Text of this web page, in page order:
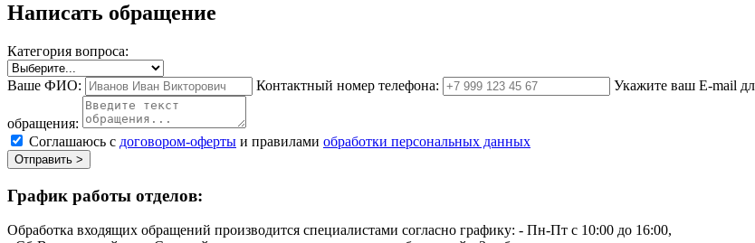
Написать обращение
Категория вопроса:
Ваше ФИО: Контактный номер телефона: Укажите ваш E-mail
обращения:
Соглашаюсь с договором-оферты и правилами обработки персональных данных
Отправить >
График работы отделов:
Обработка входящих обращений производится специалистами согласно графику: - Пн-Пт с 10:00 до 16:00,